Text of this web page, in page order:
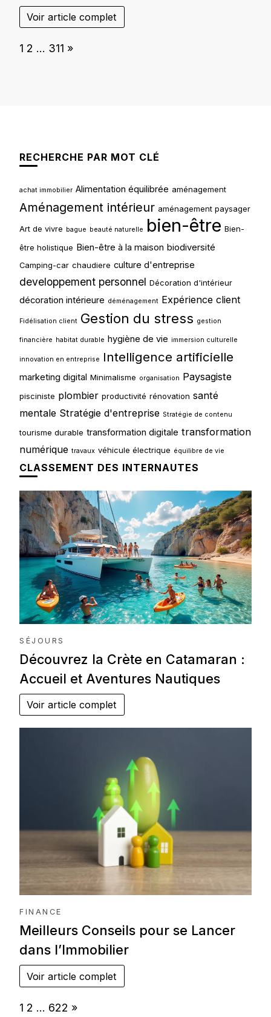
Voir article complet
Page:
1 2 … 311 Next
»
RECHERCHE PAR MOT CLÉ
achat immobilier Alimentation équilibrée aménagement
Aménagement intérieur aménagement paysager
Art de vivre bague beauté naturelle bien-être Bien-
être holistique Bien-être à la maison biodiversité
Camping-car chaudiere culture d'entreprise
developpement personnel Décoration d'intérieur
décoration intérieure déménagement Expérience client
Fidélisation client Gestion du stress gestion
financière habitat durable hygiène de vie immersion culturelle
innovation en entreprise Intelligence artificielle
marketing digital Minimalisme organisation Paysagiste
pisciniste plombier productivité rénovation santé
mentale Stratégie d'entreprise Stratégie de contenu
tourisme durable transformation digitale transformation
numérique travaux véhicule électrique équilibre de vie
CLASSEMENT DES INTERNAUTES
SÉJOURS
Découvrez la Crète en Catamaran :
Accueil et Aventures Nautiques
Voir article complet
FINANCE
Meilleurs Conseils pour se Lancer
dans l’Immobilier
Voir article complet
Page:
1 2 … 622 Next
»